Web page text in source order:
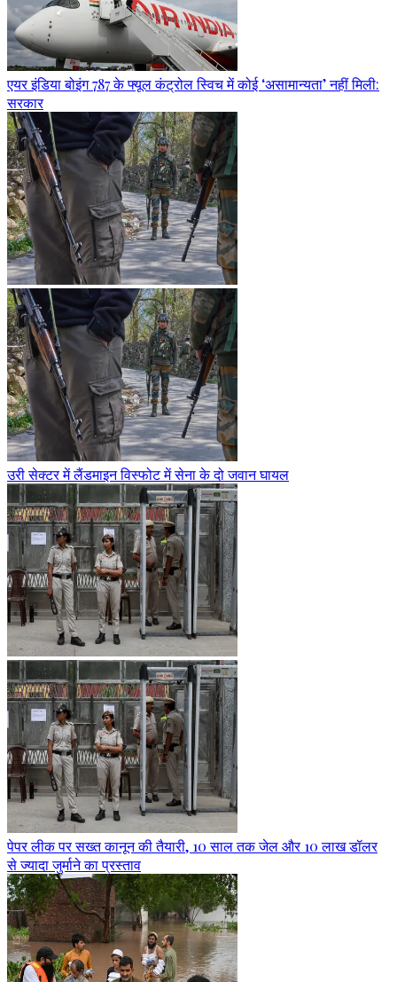
एयर इंडिया बोइंग 787 के फ्यूल कंट्रोल स्विच में कोई ‘असामान्यता’ नहीं मिली:
सरकार
उरी सेक्टर में लैंडमाइन विस्फोट में सेना के दो जवान घायल
पेपर लीक पर सख्त कानून की तैयारी, 10 साल तक जेल और 10 लाख डॉलर
से ज्यादा जुर्माने का प्रस्ताव